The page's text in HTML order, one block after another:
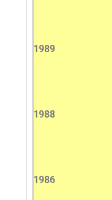
1989
1988
1986